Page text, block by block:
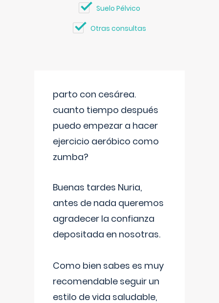
Suelo Pélvico
Otras consultas
parto con cesárea.
cuanto tiempo después
puedo empezar a hacer
ejercicio aeróbico como
zumba?
Buenas tardes Nuria,
antes de nada queremos
agradecer la confianza
depositada en nosotras.
Como bien sabes es muy
recomendable seguir un
estilo de vida saludable,